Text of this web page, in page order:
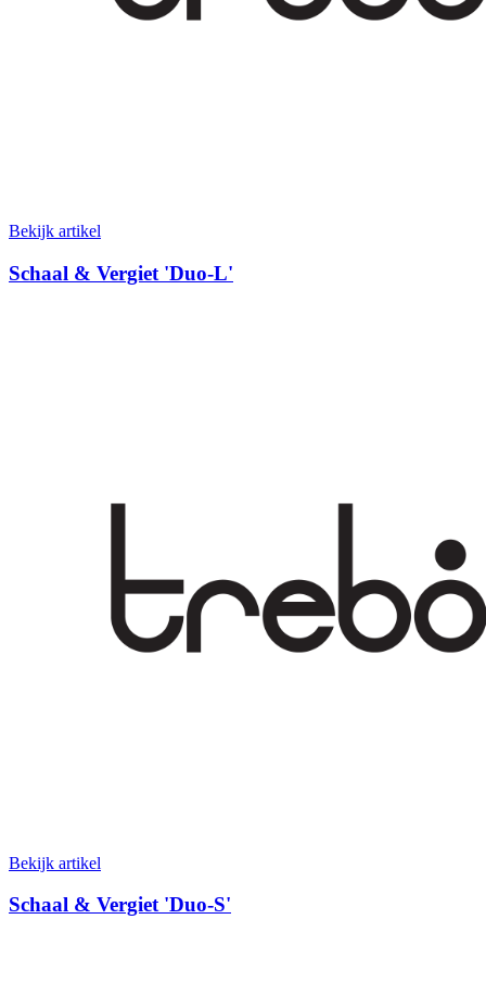
Bekijk artikel
Schaal & Vergiet 'Duo-L'
Bekijk artikel
Schaal & Vergiet 'Duo-S'